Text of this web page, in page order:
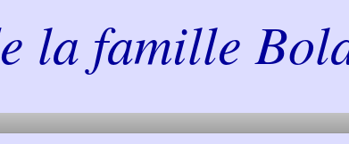
la famille